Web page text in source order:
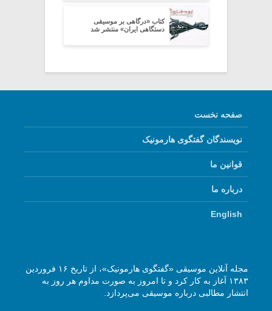
کتاب «درگاهی بر موسیقی
دستگاهی ایران» منتشر شد
صفحه نخست
نویسندگان گفتگوی هارمونیک
قوانین ما
درباره ما
English
مجله آنلاین موسیقی «گفتگوی هارمونیک»، از تاریخ ۱۶ فروردین
۱۳۸۳ آغاز به کار کرد و تا امروز به صورت مداوم هر روز به
انتشار مطالبی درباره موسیقی می‌پردازد.